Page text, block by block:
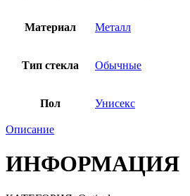
Материал Металл
Тип стекла Обычные
Пол Унисекс
Описание
ИНФОРМАЦИЯ